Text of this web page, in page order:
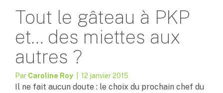
Tout le gâteau à PKP
et… des miettes aux
autres ?
Par Caroline Roy | 12 janvier 2015
Il ne fait aucun doute : le choix du prochain chef du